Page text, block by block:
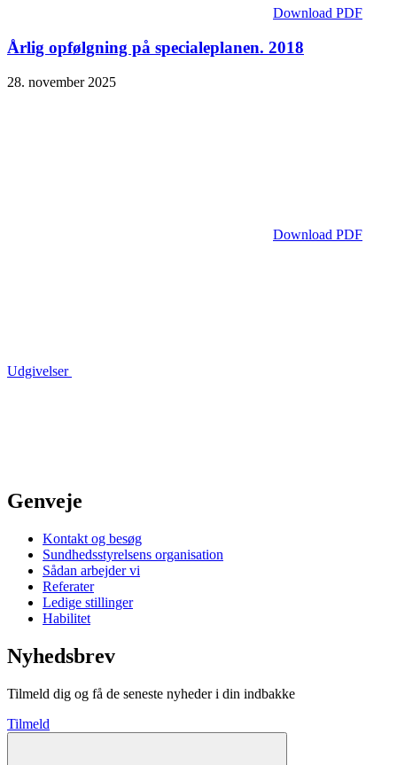
Download PDF
Årlig opfølgning på specialeplanen. 2018
28. november 2025
Download PDF
Udgivelser
Genveje
Kontakt og besøg
Sundhedsstyrelsens organisation
Sådan arbejder vi
Referater
Ledige stillinger
Habilitet
Nyhedsbrev
Tilmeld dig og få de seneste nyheder i din indbakke
Tilmeld